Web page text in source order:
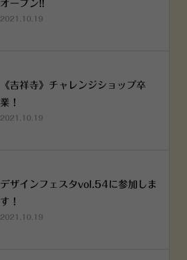
オープン!!
2021.10.19
《吉祥寺》チャレンジショップ卒
業！
2021.10.19
デザインフェスタvol.54に参加しま
す！
2021.10.19